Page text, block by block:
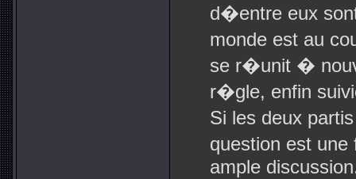
d�entre eux
monde est au
se r�unit �
r�gle, enfin
Si les deux
question est
ample